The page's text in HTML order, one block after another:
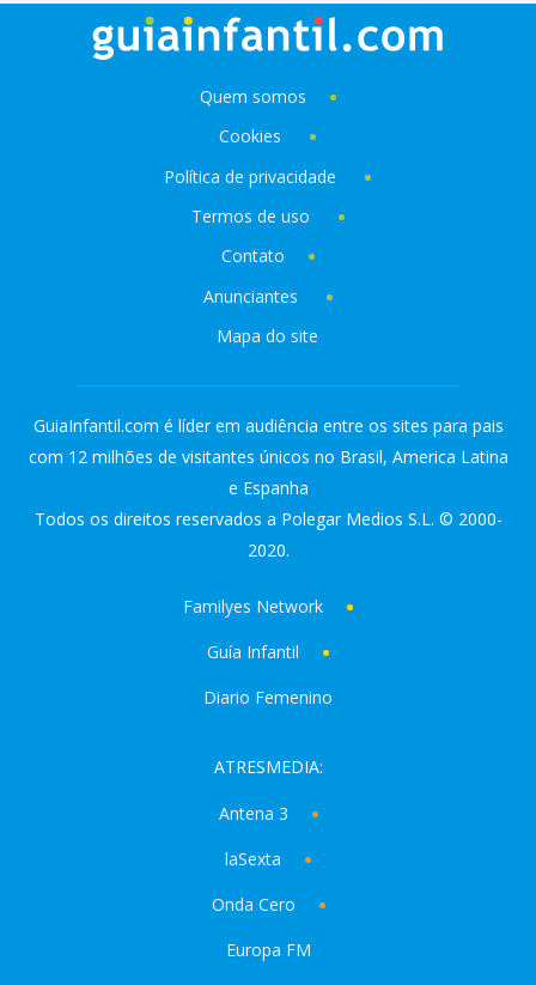
Quem somos
Cookies
Política de privacidade
Termos de uso
Contato
Anunciantes
Mapa do site
GuiaInfantil.com é líder em audiência entre os sites para pais
com 12 milhões de visitantes únicos no Brasil, America Latina
e Espanha
Todos os direitos reservados a Polegar Medios S.L. © 2000-
2020.
Familyes Network
Guía Infantil
Diario Femenino
ATRESMEDIA:
Antena 3
laSexta
Onda Cero
Europa FM